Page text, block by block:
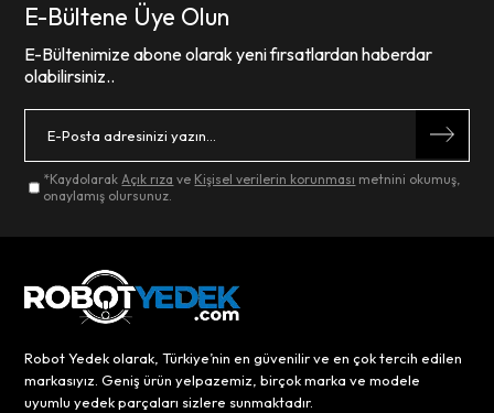
E-Bültene Üye Olun
E-Bültenimize abone olarak yeni fırsatlardan haberdar
olabilirsiniz..
*KaydolarakAçık rıza ve Kişisel verilerin korunması metnini okumuş,
onaylamış olursunuz.
Robot Yedek olarak, Türkiye’nin en güvenilir ve en çok tercih edilen
markasıyız. Geniş ürün yelpazemiz, birçok marka ve modele
uyumlu yedek parçaları sizlere sunmaktadır.